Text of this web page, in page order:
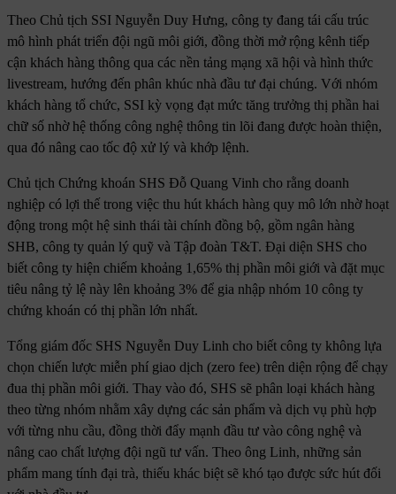
Theo Chủ tịch SSI Nguyễn Duy Hưng, công ty đang tái cấu trúc
mô hình phát triển đội ngũ môi giới, đồng thời mở rộng kênh tiếp
cận khách hàng thông qua các nền tảng mạng xã hội và hình thức
livestream, hướng đến phân khúc nhà đầu tư đại chúng. Với nhóm
khách hàng tổ chức, SSI kỳ vọng đạt mức tăng trưởng thị phần hai
chữ số nhờ hệ thống công nghệ thông tin lõi đang được hoàn thiện,
qua đó nâng cao tốc độ xử lý và khớp lệnh.
Chủ tịch Chứng khoán SHS Đỗ Quang Vinh cho rằng doanh
nghiệp có lợi thế trong việc thu hút khách hàng quy mô lớn nhờ hoạt
động trong một hệ sinh thái tài chính đồng bộ, gồm ngân hàng
SHB, công ty quản lý quỹ và Tập đoàn T&T. Đại diện SHS cho
biết công ty hiện chiếm khoảng 1,65% thị phần môi giới và đặt mục
tiêu nâng tỷ lệ này lên khoảng 3% để gia nhập nhóm 10 công ty
chứng khoán có thị phần lớn nhất.
Tổng giám đốc SHS Nguyễn Duy Linh cho biết công ty không lựa
chọn chiến lược miễn phí giao dịch (zero fee) trên diện rộng để chạy
đua thị phần môi giới. Thay vào đó, SHS sẽ phân loại khách hàng
theo từng nhóm nhằm xây dựng các sản phẩm và dịch vụ phù hợp
với từng nhu cầu, đồng thời đẩy mạnh đầu tư vào công nghệ và
nâng cao chất lượng đội ngũ tư vấn. Theo ông Linh, những sản
phẩm mang tính đại trà, thiếu khác biệt sẽ khó tạo được sức hút đối